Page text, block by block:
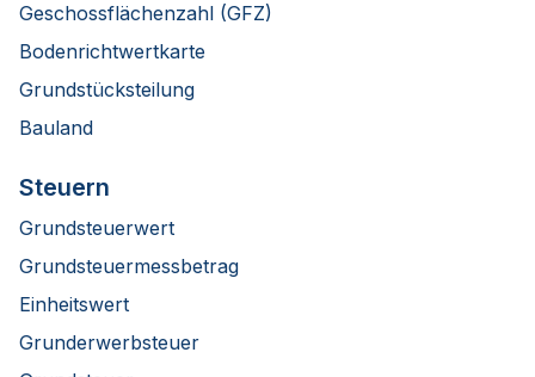
Geschossflächenzahl (GFZ)
Bodenrichtwertkarte
Grundstücksteilung
Bauland
Steuern
Grundsteuerwert
Grundsteuermessbetrag
Einheitswert
Grunderwerbsteuer